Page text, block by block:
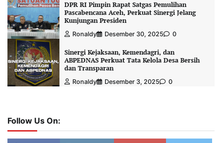
DPR RI Pimpin Rapat Satgas Pemulihan
Pascabencana Aceh, Perkuat Sinergi Jelang
Kunjungan Presiden
Ronaldy Desember 30, 2025 0
Sinergi Kejaksaan, Kemendagri, dan
ABPEDNAS Perkuat Tata Kelola Desa Bersih
dan Transparan
Ronaldy Desember 3, 2025 0
Follow Us On: